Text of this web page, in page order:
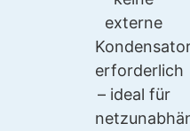
externe
erforderlich
– ideal für